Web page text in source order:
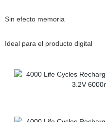
Sin efecto memoria
Ideal para el producto digital